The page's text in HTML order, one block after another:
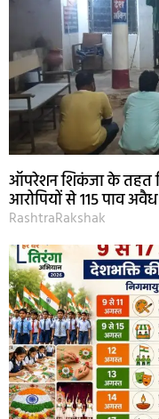
ऑपरेशन शिकंजा के तहत
आरोपियों से 115 पाव
RashtraRakshak